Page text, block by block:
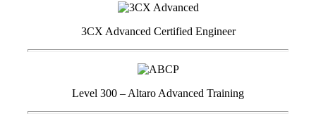
3CX Advanced Certified Engineer
Level 300 – Altaro Advanced Training